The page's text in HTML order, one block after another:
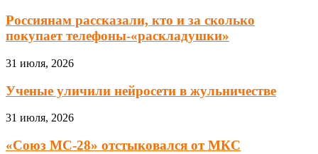
Россиянам рассказали, кто и за сколько
покупает телефоны-«раскладушки»
31 июля, 2026
Ученые уличили нейросети в жульничестве
31 июля, 2026
«Союз МС-28» отстыковался от МКС